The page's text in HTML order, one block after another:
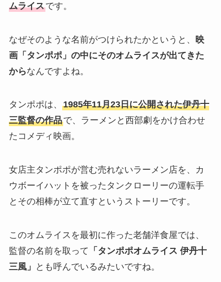
ムライスです。
なぜそのような名前がつけられたかというと、
映
画「タンポポ」の中にそのオムライスが出てきた
からなんですよね。
タンポポは、 1985年11月23日に公開された伊丹十
三監督の作品で、ラーメンと西部劇をかけ合わせ
たコメディ映画。
女店主タンポポが営む売れないラーメン店を、カ
ウボーイハットを被ったタンクローリーの運転手
とその相棒が立て直すというストーリーです。
このオムライスを最初に作った老舗洋食屋では、
監督の名前を取って 「タンポポオムライス 伊丹十
三風」
とも呼んでいるみたいですね。